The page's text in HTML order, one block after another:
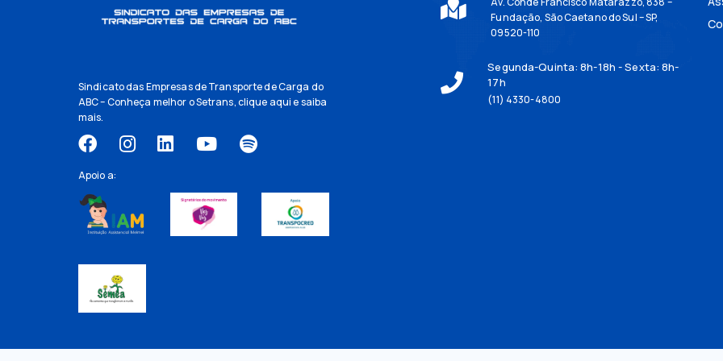
Sindicato das Empresas de Transporte de Carga do
ABC – Conheça melhor o Setrans,clique aquie saiba
mais.
Apoio a:
Fundação, São Caetano do Sul – SP,
09520-110
Segunda-Quinta: 8h-18h - Sexta: 8h-
17h
(11) 4330-4800